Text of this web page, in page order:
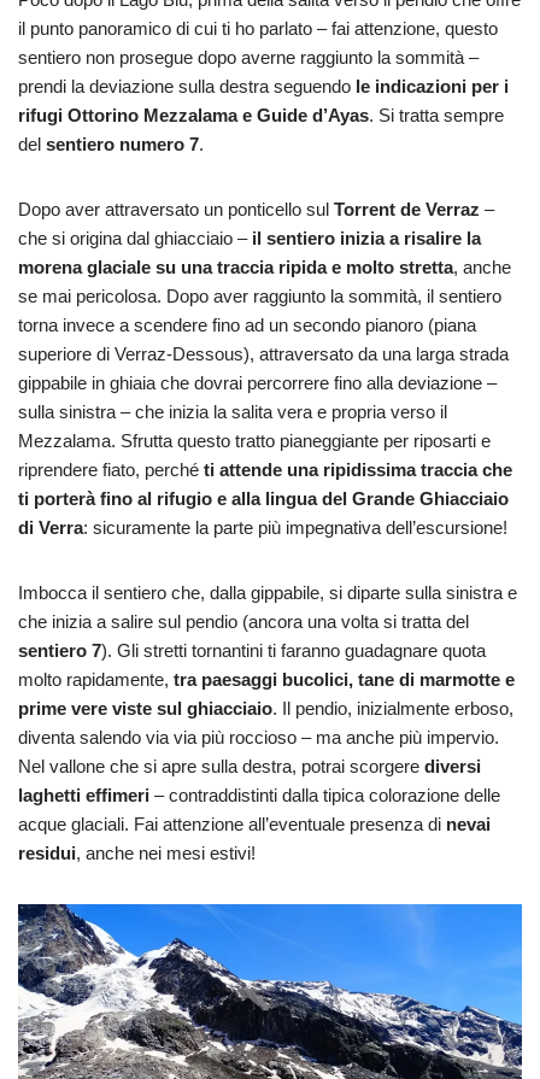
il punto panoramico di cui ti ho parlato – fai attenzione, questo
sentiero non prosegue dopo averne raggiunto la sommità –
prendi la deviazione sulla destra seguendo le indicazioni per i
rifugi Ottorino Mezzalama e Guide d’Ayas. Si tratta sempre
del sentiero numero 7.
Dopo aver attraversato un ponticello sul Torrent de Verraz –
che si origina dal ghiacciaio – il sentiero inizia a risalire la
morena glaciale su una traccia ripida e molto stretta, anche
se mai pericolosa. Dopo aver raggiunto la sommità, il sentiero
torna invece a scendere fino ad un secondo pianoro (piana
superiore di Verraz-Dessous), attraversato da una larga strada
gippabile in ghiaia che dovrai percorrere fino alla deviazione –
sulla sinistra – che inizia la salita vera e propria verso il
Mezzalama. Sfrutta questo tratto pianeggiante per riposarti e
riprendere fiato, perché ti attende una ripidissima traccia che
ti porterà fino al rifugio e alla lingua del Grande Ghiacciaio
di Verra: sicuramente la parte più impegnativa dell’escursione!
Imbocca il sentiero che, dalla gippabile, si diparte sulla sinistra e
che inizia a salire sul pendio (ancora una volta si tratta del
sentiero 7). Gli stretti tornantini ti faranno guadagnare quota
molto rapidamente, tra paesaggi bucolici, tane di marmotte e
prime vere viste sul ghiacciaio. Il pendio, inizialmente erboso,
diventa salendo via via più roccioso – ma anche più impervio.
Nel vallone che si apre sulla destra, potrai scorgere diversi
laghetti effimeri – contraddistinti dalla tipica colorazione delle
acque glaciali. Fai attenzione all’eventuale presenza di nevai
residui, anche nei mesi estivi!